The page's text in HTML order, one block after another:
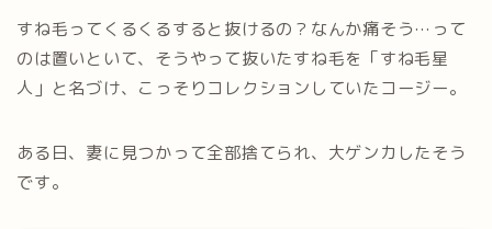
すね毛ってくるくるすると抜けるの？なんか痛そう…って
のは置いといて、そうやって抜いたすね毛を「すね毛星
人」と名づけ、こっそりコレクションしていたコージー。
ある日、妻に見つかって全部捨てられ、大ゲンカしたそう
です。